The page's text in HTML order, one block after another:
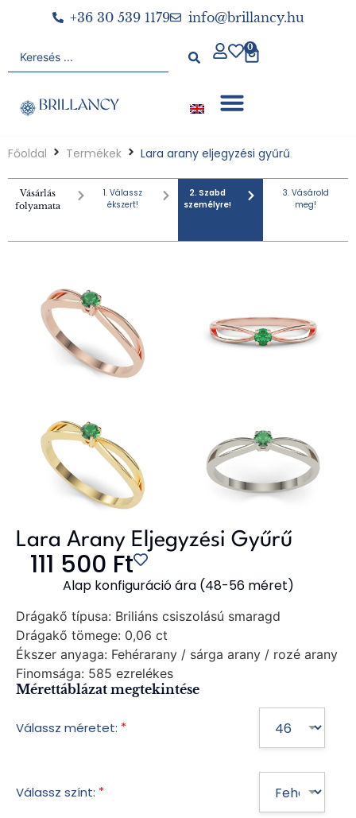
+36 30 539 1179 info@brillancy.hu
0
Főoldal Termékek Lara arany eljegyzési gyűrű
Vásárlás
folyamata
1. Válassz
ékszert!
2. Szabd
személyre!
3. Vásárold
meg!
Lara Arany Eljegyzési Gyűrű
111 500 Ft
Alap konfiguráció ára (48-56 méret)
Drágakő típusa: Briliáns csiszolású smaragd
Drágakő tömege: 0,06 ct
Ékszer anyaga: Fehérarany / sárga arany / rozé arany
Finomsága: 585 ezrelékes
Mérettáblázat megtekintése
Válassz méretet: *
Válassz színt: *